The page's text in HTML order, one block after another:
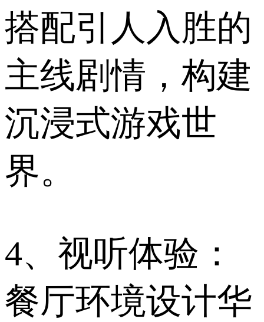
搭配引人入胜的
主线剧情，构建
沉浸式游戏世
界。
4、视听体验：
餐厅环境设计华